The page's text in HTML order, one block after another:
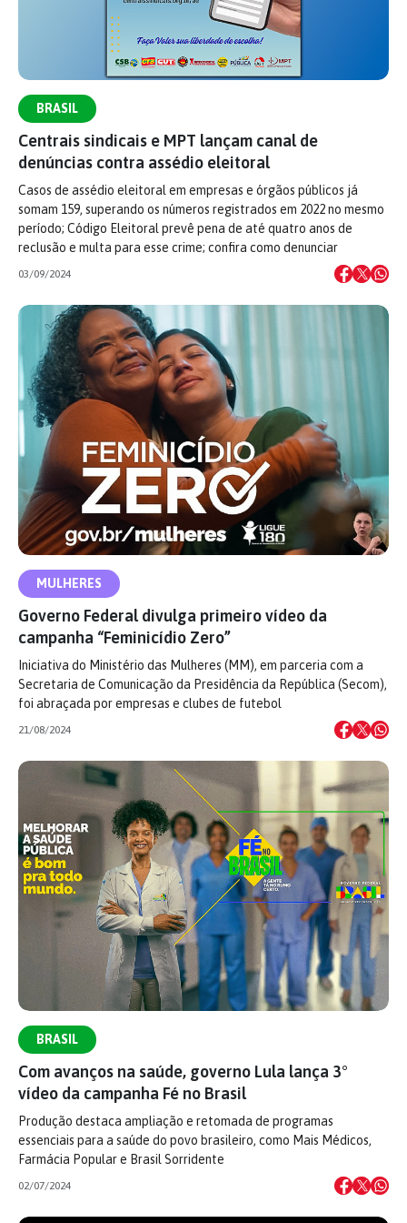
BRASIL
Centrais sindicais e MPT lançam canal de
denúncias contra assédio eleitoral
Casos de assédio eleitoral em empresas e órgãos públicos já
somam 159, superando os números registrados em 2022 no mesmo
período; Código Eleitoral prevê pena de até quatro anos de
reclusão e multa para esse crime; confira como denunciar
03/09/2024
MULHERES
Governo Federal divulga primeiro vídeo da
campanha “Feminicídio Zero”
Iniciativa do Ministério das Mulheres (MM), em parceria com a
Secretaria de Comunicação da Presidência da República (Secom),
foi abraçada por empresas e clubes de futebol
21/08/2024
BRASIL
Com avanços na saúde, governo Lula lança 3°
vídeo da campanha Fé no Brasil
Produção destaca ampliação e retomada de programas
essenciais para a saúde do povo brasileiro, como Mais Médicos,
Farmácia Popular e Brasil Sorridente
02/07/2024